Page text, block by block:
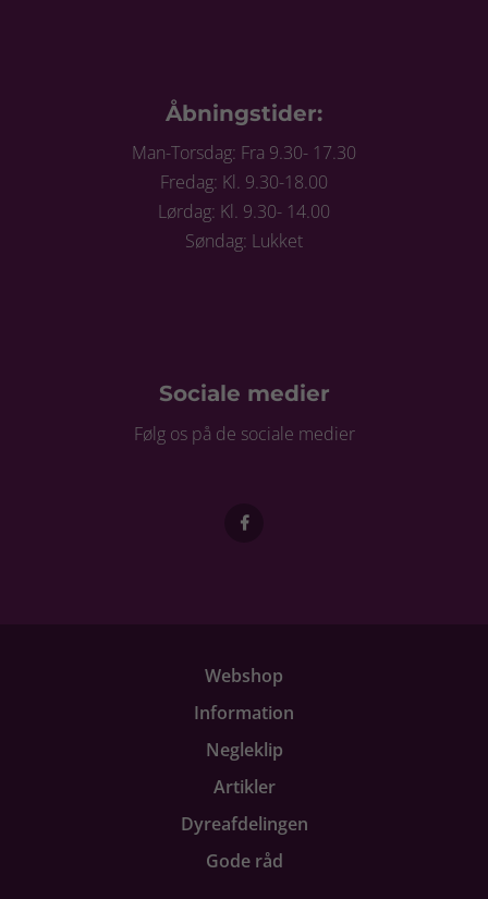
Åbningstider:
Man-Torsdag: Fra 9.30- 17.30
Fredag: Kl. 9.30-18.00
Lørdag: Kl. 9.30- 14.00
Søndag: Lukket
Sociale medier
Følg os på de sociale medier
Webshop
Information
Negleklip
Artikler
Dyreafdelingen
Gode råd